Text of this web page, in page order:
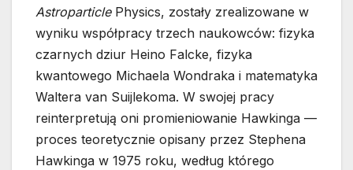
AstroparticlePhysics, zostały zrealizowane w
wyniku współpracy trzech naukowców: fizyka
czarnych dziur Heino Falcke, fizyka
kwantowego Michaela Wondraka i matematyka
Waltera van Suijlekoma. W swojej pracy
reinterpretują oni promieniowanie Hawkinga —
proces teoretycznie opisany przez Stephena
Hawkinga w 1975 roku, według którego